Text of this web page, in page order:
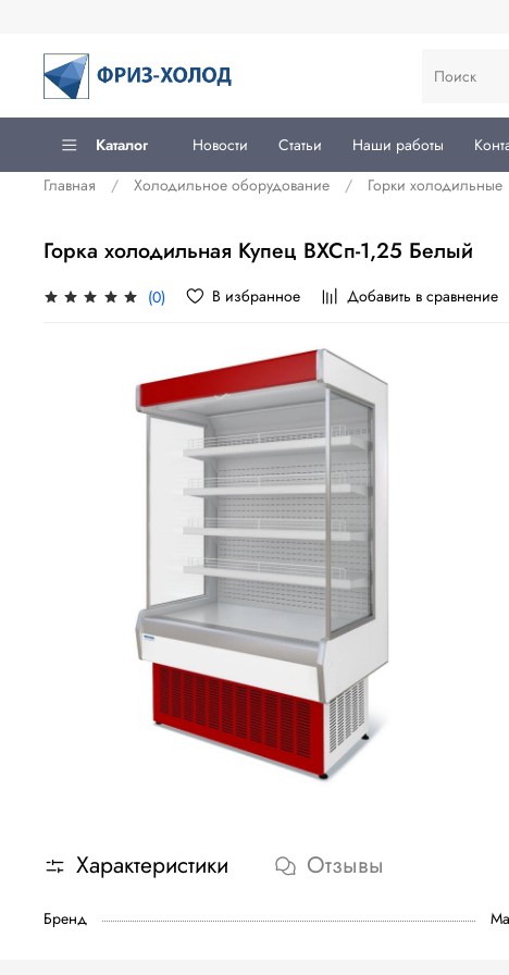
Каталог Новости Статьи Наши работы
Главная
Холодильное оборудование Горки холодильные
Горка холодильная Купец ВХСп-1,25 Белый
(0) В избранное Добавить в сравнение
Характеристики Отзывы
Бренд